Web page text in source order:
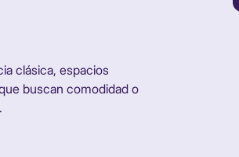
clásica, espacios
buscan comodidad o